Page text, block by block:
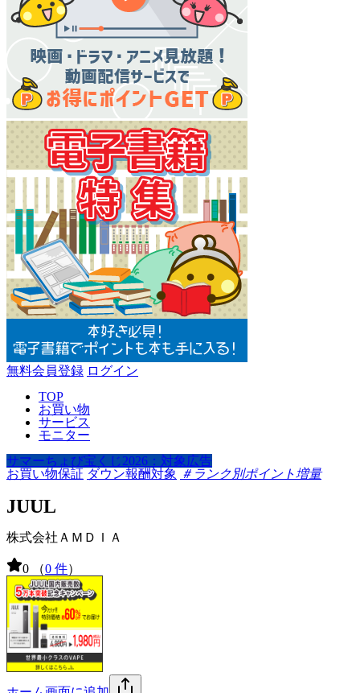
無料会員登録 ログイン
TOP
お買い物
サービス
モニター
サマーちょび宝くじ2026：対象広告
お買い物保証 ダウン報酬対象 ＃ランク別ポイント増量
JUUL
株式会社ＡＭＤＩＡ
0 （0 件）